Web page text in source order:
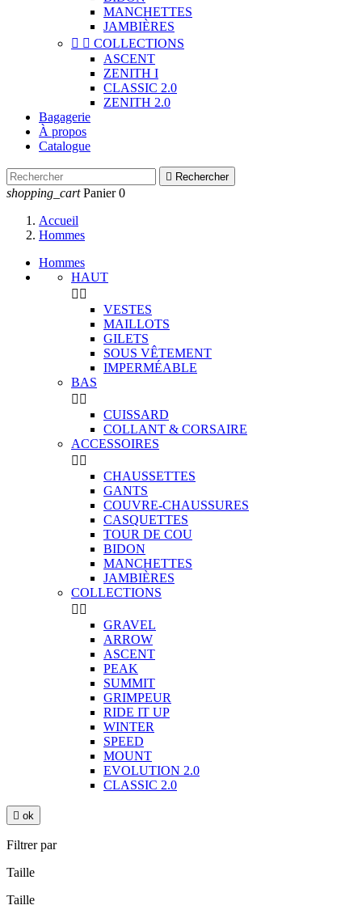
MANCHETTES
JAMBIÈRES
  COLLECTIONS
ASCENT
ZENITH I
CLASSIC 2.0
ZENITH 2.0
Bagagerie
À propos
Catalogue
 Rechercher
shopping_cart Panier 0
Accueil
Hommes
Hommes
HAUT
 
VESTES
MAILLOTS
GILETS
SOUS VÊTEMENT
IMPERMÉABLE
BAS
 
CUISSARD
COLLANT & CORSAIRE
ACCESSOIRES
 
CHAUSSETTES
GANTS
COUVRE-CHAUSSURES
CASQUETTES
TOUR DE COU
BIDON
MANCHETTES
JAMBIÈRES
COLLECTIONS
 
GRAVEL
ARROW
ASCENT
PEAK
SUMMIT
GRIMPEUR
RIDE IT UP
WINTER
SPEED
MOUNT
EVOLUTION 2.0
CLASSIC 2.0
 ok
Filtrer par
Taille
Taille